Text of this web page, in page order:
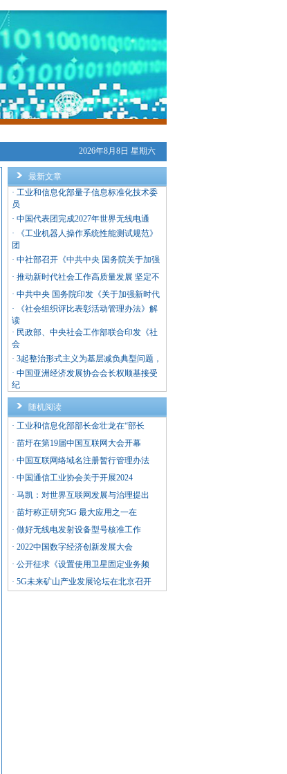
2026年8月8日 星期六
最新文章
· 工业和信息化部量子信息标准化技术委
员
· 中国代表团完成2027年世界无线电通
·
《工业机器人操作系统性能测试规范》
团
· 中社部召开《中共中央 国务院关于加强
· 推动新时代社会工作高质量发展 坚定不
· 中共中央 国务院印发《关于加强新时代
·
《社会组织评比表彰活动管理办法》解
读
· 民政部、中央社会工作部联合印发《社
会
· 3起整治形式主义为基层减负典型问题，
· 中国亚洲经济发展协会会长权顺基接受
纪
随机阅读
· 工业和信息化部部长金壮龙在“部长
· 苗圩在第19届中国互联网大会开幕
· 中国互联网络域名注册暂行管理办法
· 中国通信工业协会关于开展2024
· 马凯：对世界互联网发展与治理提出
· 苗圩称正研究5G 最大应用之一在
· 做好无线电发射设备型号核准工作
· 2022中国数字经济创新发展大会
· 公开征求《设置使用卫星固定业务频
· 5G未来矿山产业发展论坛在北京召开